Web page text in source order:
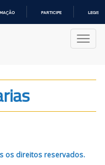
PARTICIPE
os direitos reservados.